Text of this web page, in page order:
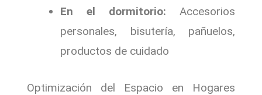
En el dormitorio: Accesorios
personales, bisutería, pañuelos,
productos de cuidado
Optimización del Espacio en Hogares